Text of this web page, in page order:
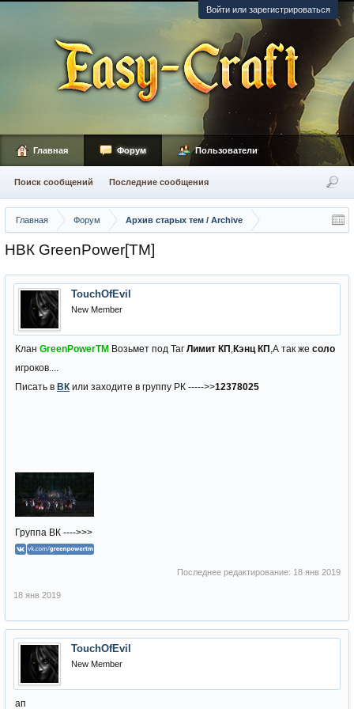
Войти или зарегистрироваться
Главная Форум Архив старых тем / Archive
НВК GreenPower[TM]
TouchOfEvil
New Member
Клан GreenPowerTM Возьмет под Таг Лимит КП ,Кэнц КП ,А так же соло
игроков....
Писать в ВК или заходите в группу РК ----->>12378025
Группа ВК ---->>>
Последнее редактирование: 18 янв 2019
18 янв 2019
TouchOfEvil
New Member
ап
Главная Форум
Поиск сообщений Последние сообщения
Пользователи